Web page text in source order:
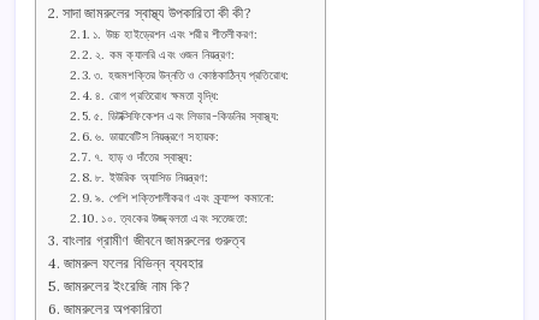
সাদা জামরুলের স্বাস্থ্য উপকারিতা কী কী?
১. উচ্চ হাইড্রেশন এবং শরীর শীতলীকরণ:
২. কম ক্যালরি এবং ওজন নিয়ন্ত্রণ:
৩. হজমশক্তির উন্নতি ও কোষ্ঠকাঠিন্য প্রতিরোধ:
৪. রোগ প্রতিরোধ ক্ষমতা বৃদ্ধি:
৫. ডিটক্সিফিকেশন এবং লিভার-কিডনির স্বাস্থ্য:
৬. ডায়াবেটিস নিয়ন্ত্রণে সহায়ক:
৭. হাড় ও দাঁতের স্বাস্থ্য:
৮. ইউরিক অ্যাসিড নিয়ন্ত্রণ:
৯. পেশি শক্তিশালীকরণ এবং ক্র্যাম্প কমানো:
১০. ত্বকের উজ্জ্বলতা এবং সতেজতা:
বাংলার গ্রামীণ জীবনে জামরুলের গুরুত্ব
জামরুল ফলের বিভিন্ন ব্যবহার
জামরুলের ইংরেজি নাম কি?
জামরুলের অপকারিতা